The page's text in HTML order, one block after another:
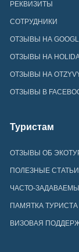
РЕКВИЗИТЫ
СОТРУДНИКИ
ОТЗЫВЫ НА
ОТЗЫВЫ НА
ОТЗЫВЫ НА
ОТЗЫВЫ В
Туристам
ОТЗЫВЫ ОБ
ПОЛЕЗНЫЕ СТАТЬИ
ЧАСТО-
ПАМЯТКА ТУРИСТА
ВИЗОВАЯ